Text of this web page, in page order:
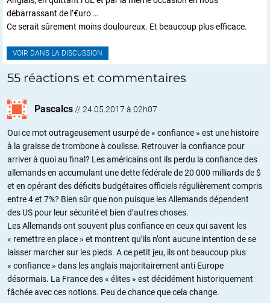
débarrassant de l’€uro …
Ce serait sûrement moins douloureux. Et beaucoup plus efficace.
VOIR DANS LA DISCUSSION
55 réactions et commentaires
Pascalcs // 24.05.2017 à 02h07
Oui ce mot outrageusement usurpé de « confiance » est une histoire
à la graisse de trombone à coulisse. Retrouver la confiance pour
arriver à quoi au final? Les américains ont ils perdu la confiance des
allemands en accumulant une dette fédérale de 20 000 milliards de $
et en opérant des déficits budgétaires officiels régulièrement compris
entre 4 et 7%? Bien sûr que non puisque les Allemands dépendent
des US pour leur sécurité et bien d’autres choses.
Les Allemands ont souvent plus confiance en ceux qui savent les
« remettre en place » et montrent qu’ils n’ont aucune intention de se
laisser marcher sur les pieds. A ce petit jeu, ils ont beaucoup plus
« confiance » dans les anglais majoritairement anti Europe
désormais. La France des « élites » est décidément historiquement
fâchée avec ces notions. Peu de chance que cela change.